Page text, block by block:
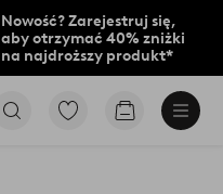
Nowość? Zarejestruj się,
aby otrzymać 40% zniżki
na najdroższy produkt*
PrzejdźPrzejdź